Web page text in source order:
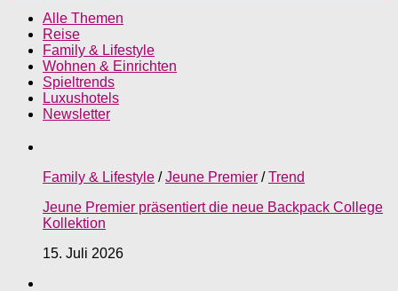
Alle Themen
Reise
Family & Lifestyle
Wohnen & Einrichten
Spieltrends
Luxushotels
Newsletter
Family & Lifestyle /Jeune Premier /Trend
Jeune Premier präsentiert die neue Backpack College
Kollektion
15. Juli 2026